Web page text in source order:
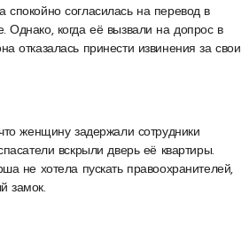
спокойно согласилась на перевод в
Однако, когда её вызвали на допрос в
отказалась принести извинения за свои
женщину задержали сотрудники
вскрыли дверь её квартиры.
не хотела пускать правоохранителей,
замок.